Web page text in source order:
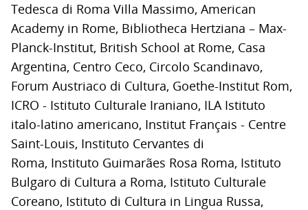
Tedesca di Roma Villa Massimo, American
Academy in Rome, Bibliotheca Hertziana – Max-
Planck-Institut, British School at Rome, Casa
Argentina, Centro Ceco, Circolo Scandinavo,
Forum Austriaco di Cultura, Goethe-Institut Rom,
ICRO - Istituto Culturale Iraniano, ILA Istituto
italo-latino americano, Institut Français - Centre
Saint-Louis, Instituto Cervantes di
Roma, Instituto Guimarães Rosa Roma, Istituto
Bulgaro di Cultura a Roma, Istituto Culturale
Coreano, Istituto di Cultura in Lingua Russa,